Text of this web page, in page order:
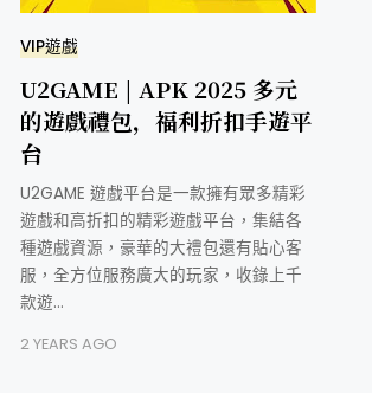
VIP遊戲
U2GAME | APK 2025 多元
的遊戲禮包，福利折扣手遊平
台
U2GAME 遊戲平台是一款擁有眾多精彩
遊戲和高折扣的精彩遊戲平台，集結各
種遊戲資源，豪華的大禮包還有貼心客
服，全方位服務廣大的玩家，收錄上千
款遊…
2 YEARS AGO